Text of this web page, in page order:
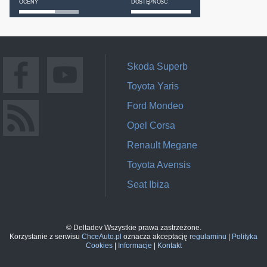
OCENY DOSTĘPNOŚĆ
Skoda Superb
Toyota Yaris
Ford Mondeo
Opel Corsa
Renault Megane
Toyota Avensis
Seat Ibiza
© Deltadev Wszystkie prawa zastrzeżone.
Korzystanie z serwisu ChceAuto.pl oznacza akceptację regulaminu
Polityka
Cookies| Informacje Kontakt